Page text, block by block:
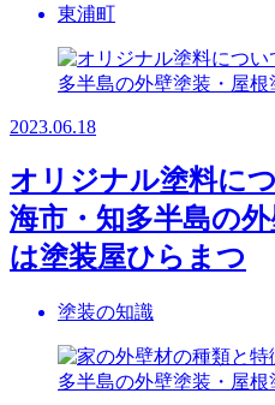
東浦町
2023.06.18
オリジナル塗料に
海市・知多半島の
は塗装屋ひらまつ
塗装の知識